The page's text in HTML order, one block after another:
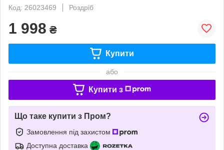
Код: 26023469
Роздріб
1 998 ₴
Купити
або
Купити з
Що таке купити з Пром?
Замовлення під захистом
Доступна доставка